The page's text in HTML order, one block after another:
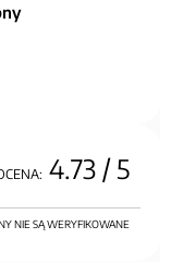
4.73 / 5
NIE SĄ WERYFIKOWANE